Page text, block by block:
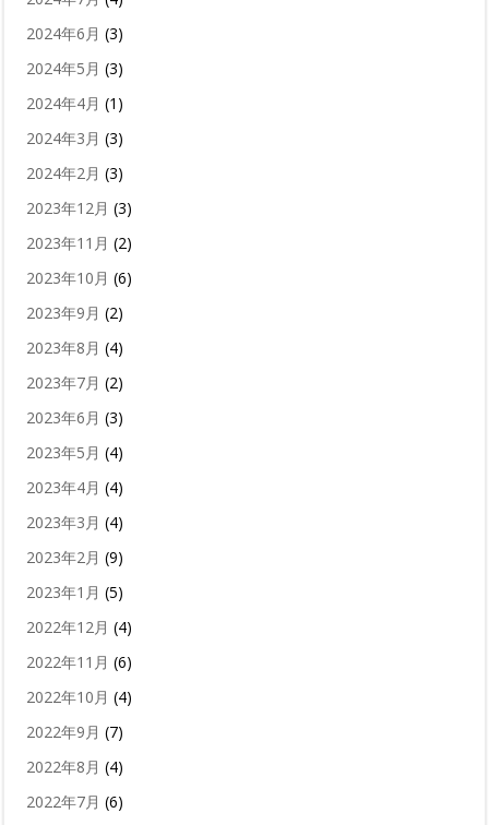
2024年6月 (3)
2024年5月 (3)
2024年4月 (1)
2024年3月 (3)
2024年2月 (3)
2023年12月 (3)
2023年11月 (2)
2023年10月 (6)
2023年9月 (2)
2023年8月 (4)
2023年7月 (2)
2023年6月 (3)
2023年5月 (4)
2023年4月 (4)
2023年3月 (4)
2023年2月 (9)
2023年1月 (5)
2022年12月 (4)
2022年11月 (6)
2022年10月 (4)
2022年9月 (7)
2022年8月 (4)
2022年7月 (6)